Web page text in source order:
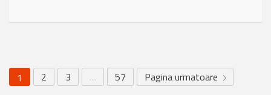
1 2 3 … 57 Pagina urmatoare